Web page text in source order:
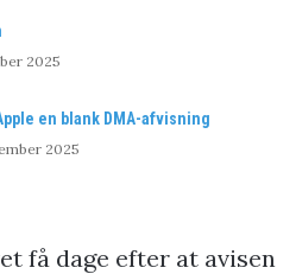
2025
en blank DMA-afvisning
2025
få dage efter at avisen